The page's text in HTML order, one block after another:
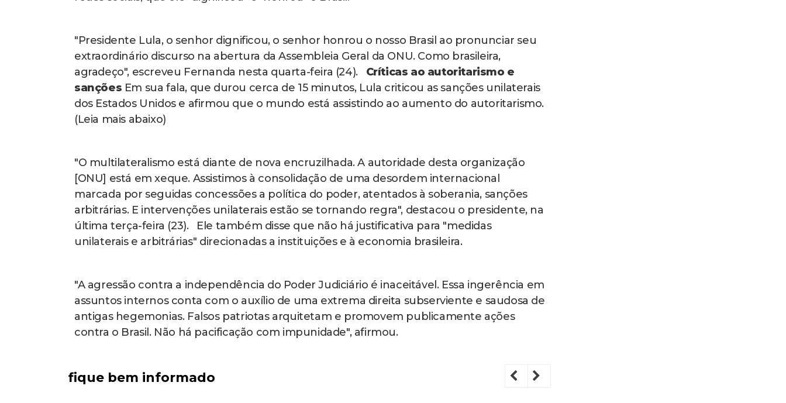
"Presidente Lula, o senhor dignificou, o senhor honrou o nosso Brasil ao pronunciar seu
extraordinário discurso na abertura da Assembleia Geral da ONU. Como brasileira,
agradeço", escreveu Fernanda nesta quarta-feira (24). Críticas ao autoritarismo e
sanções Em sua fala, que durou cerca de 15 minutos, Lula criticou as sanções unilaterais
dos Estados Unidos e afirmou que o mundo está assistindo ao aumento do autoritarismo.
(Leia mais abaixo)
"O multilateralismo está diante de nova encruzilhada. A autoridade desta organização
[ONU] está em xeque. Assistimos à consolidação de uma desordem internacional
marcada por seguidas concessões a política do poder, atentados à soberania, sanções
arbitrárias. E intervenções unilaterais estão se tornando regra", destacou o presidente, na
última terça-feira (23). Ele também disse que não há justificativa para "medidas
unilaterais e arbitrárias" direcionadas a instituições e à economia brasileira.
"A agressão contra a independência do Poder Judiciário é inaceitável. Essa ingerência em
assuntos internos conta com o auxílio de uma extrema direita subserviente e saudosa de
antigas hegemonias. Falsos patriotas arquitetam e promovem publicamente ações
contra o Brasil. Não há pacificação com impunidade", afirmou.
fique bem informado Previous